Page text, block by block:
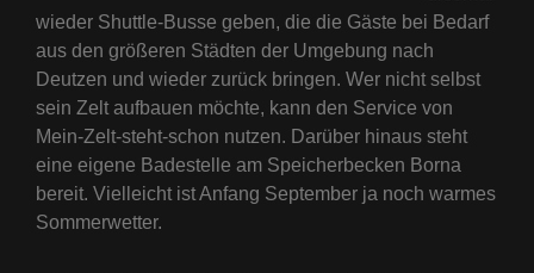
wieder Shuttle-Busse geben, die die Gäste bei Bedarf
aus den größeren Städten der Umgebung nach
Deutzen und wieder zurück bringen. Wer nicht selbst
sein Zelt aufbauen möchte, kann den Service von
Mein-Zelt-steht-schon nutzen. Darüber hinaus steht
eine eigene Badestelle am Speicherbecken Borna
bereit. Vielleicht ist Anfang September ja noch warmes
Sommerwetter.